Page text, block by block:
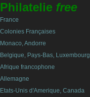
Philatelie free
France
Colonies Françaises
Monaco, Andorre
Belgique, Pays-Bas, Luxembourg
Afrique francophone
Allemagne
Etats-Unis d'Amerique, Canada